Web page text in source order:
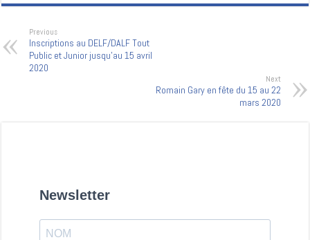
Previous
Inscriptions au DELF/DALF Tout
Public et Junior jusqu’au 15 avril
2020
Next
Romain Gary en fête du 15 au 22
mars 2020